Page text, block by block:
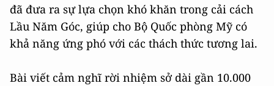
đã đưa ra sự lựa chọn khó khăn trong cải cách
Lầu Năm Góc, giúp cho Bộ Quốc phòng Mỹ có
khả năng ứng phó với các thách thức tương lai.
Bài viết cảm nghĩ rời nhiệm sở dài gần 10.000